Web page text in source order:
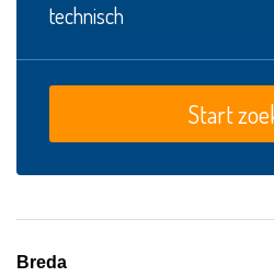
technisch
Breda